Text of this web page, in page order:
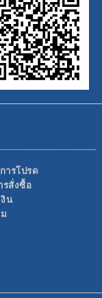
ารโปรด
รสั่งซื้อ
งิน